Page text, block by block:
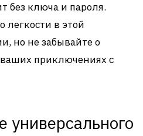
без ключа и пароля.
легкости в этой
но не забывайте о
приключениях с
универсального